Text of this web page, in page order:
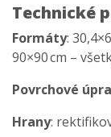
Technické
Formáty:
90×90 cm –
Povrchové
Hrany: